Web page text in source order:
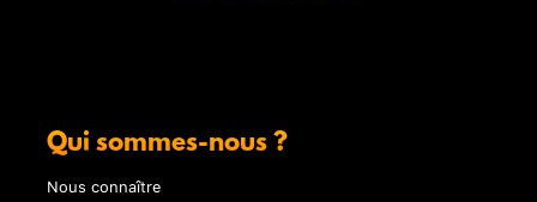
Qui sommes-nous ?
Nous connaître